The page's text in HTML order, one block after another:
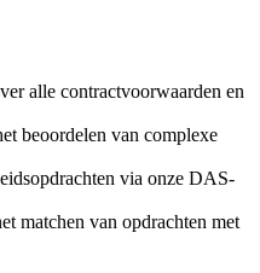
alle contractvoorwaarden en
beoordelen van complexe
via onze DAS-
matchen van opdrachten met